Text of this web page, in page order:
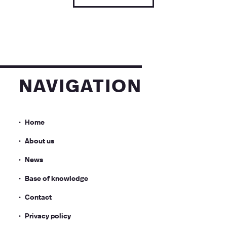
navigation
Home
About us
News
Base of knowledge
Contact
Privacy policy